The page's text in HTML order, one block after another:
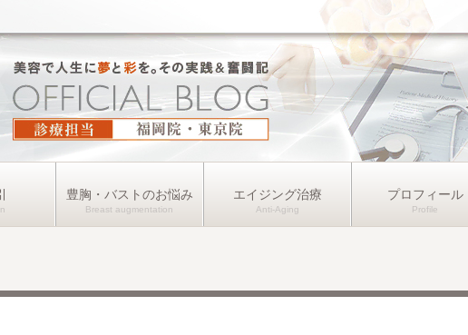
豊胸・バストのお悩み エイジング治療 プロフィール